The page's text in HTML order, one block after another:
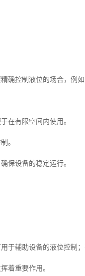
确控制液位的场合，例
在有限空间内使用。
。
保设备的稳定运行。
于辅助设备的液位控制
着重要作用。